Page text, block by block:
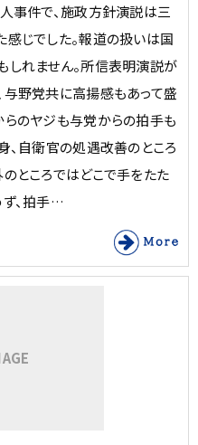
事件で、施政方針演説は三
じでした。報道の扱いは国
しれません。所信表明演説が
与野党共に高揚感もあって盛
らのヤジも与党からの拍手も
、自衛官の処遇改善のところ
ところではどこで手をたた
ず、拍手…